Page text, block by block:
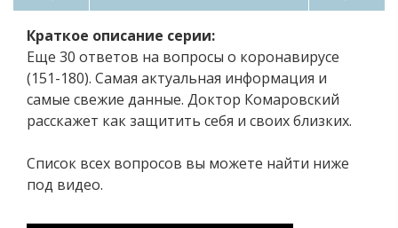
Краткое описание серии:
Еще 30 ответов на вопросы о коронавирусе
(151-180). Самая актуальная информация и
самые свежие данные. Доктор Комаровский
расскажет как защитить себя и своих близких.
Список всех вопросов вы можете найти ниже
под видео.